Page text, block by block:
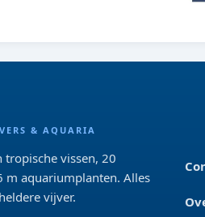
& AQUARIA
vissen, 20
m aquariumplanten. Alles
vijver.